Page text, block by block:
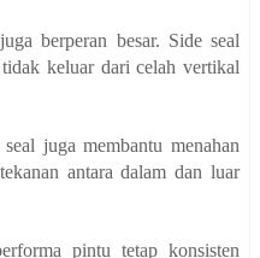
berperan besar. Side seal
keluar dari celah vertikal
juga membantu menahan
antara dalam dan luar
pintu tetap konsisten